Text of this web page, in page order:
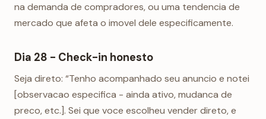
na demanda de compradores, ou uma tendencia de
mercado que afeta o imovel dele especificamente.
Dia 28 - Check-in honesto
Seja direto: “Tenho acompanhado seu anuncio e notei
[observacao especifica - ainda ativo, mudanca de
preco, etc.]. Sei que voce escolheu vender direto, e